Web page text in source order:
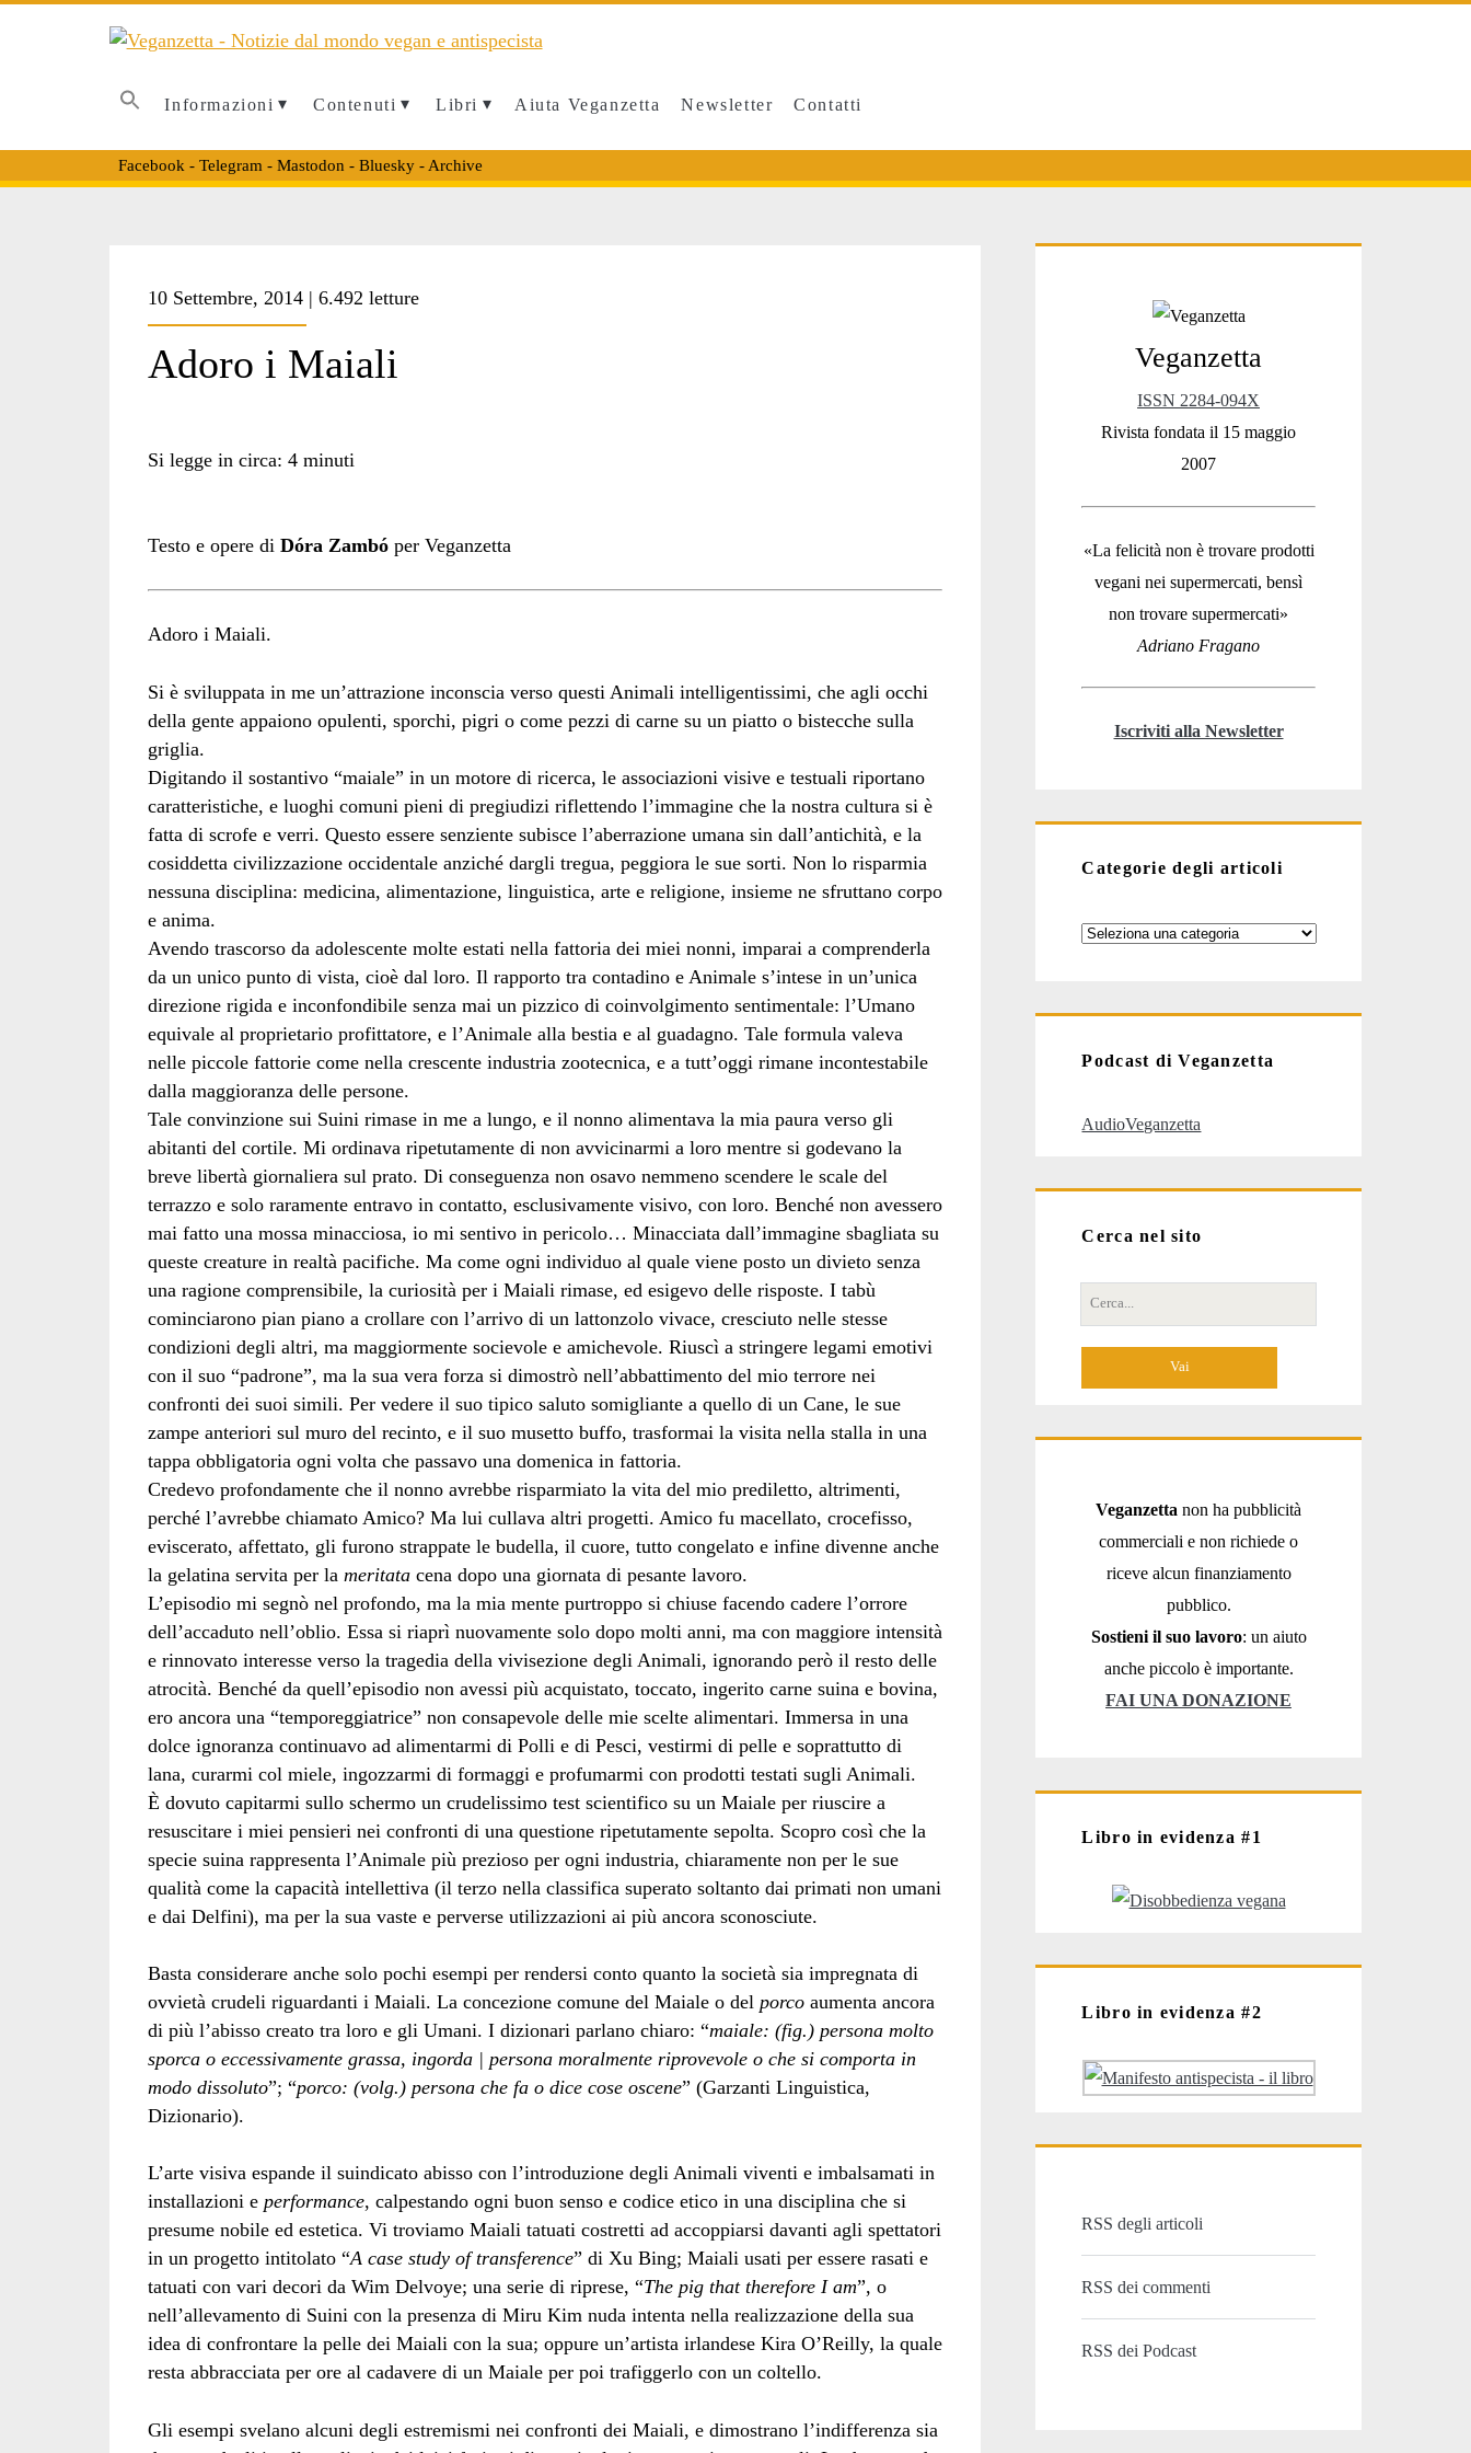
Informazioni Contenuti Libri Aiuta Veganzetta Newsletter Contatti
Facebook - Telegram - Mastodon - Bluesky- Archive
10 Settembre, 2014 | 6.492 letture
Adoro i Maiali
Si legge in circa: 4 minuti
Testo e opere di Dóra Zambóper Veganzetta
Adoro i Maiali.
Si è sviluppata in me un’attrazione inconscia verso questi Animali intelligentissimi, che agli occhi
della gente appaiono opulenti, sporchi, pigri o come pezzi di carne su un piatto o bistecche sulla
griglia.
Digitando il sostantivo “maiale” in un motore di ricerca, le associazioni visive e testuali riportano
caratteristiche, e luoghi comuni pieni di pregiudizi riflettendo l’immagine che la nostra cultura si è
fatta di scrofe e verri. Questo essere senziente subisce l’aberrazione umana sin dall’antichità, e la
cosiddetta civilizzazione occidentale anziché dargli tregua, peggiora le sue sorti. Non lo risparmia
nessuna disciplina: medicina, alimentazione, linguistica, arte e religione, insieme ne sfruttano corpo
e anima.
Avendo trascorso da adolescente molte estati nella fattoria dei miei nonni, imparai a comprenderla
da un unico punto di vista, cioè dal loro. Il rapporto tra contadino e Animale s’intese in un’unica
direzione rigida e inconfondibile senza mai un pizzico di coinvolgimento sentimentale: l’Umano
equivale al proprietario profittatore, e l’Animale alla bestia e al guadagno. Tale formula valeva
nelle piccole fattorie come nella crescente industria zootecnica, e a tutt’oggi rimane incontestabile
dalla maggioranza delle persone.
Tale convinzione sui Suini rimase in me a lungo, e il nonno alimentava la mia paura verso gli
abitanti del cortile. Mi ordinava ripetutamente di non avvicinarmi a loro mentre si godevano la
breve libertà giornaliera sul prato. Di conseguenza non osavo nemmeno scendere le scale del
terrazzo e solo raramente entravo in contatto, esclusivamente visivo, con loro. Benché non avessero
mai fatto una mossa minacciosa, io mi sentivo in pericolo… Minacciata dall’immagine sbagliata su
queste creature in realtà pacifiche. Ma come ogni individuo al quale viene posto un divieto senza
una ragione comprensibile, la curiosità per i Maiali rimase, ed esigevo delle risposte. I tabù
cominciarono pian piano a crollare con l’arrivo di un lattonzolo vivace, cresciuto nelle stesse
condizioni degli altri, ma maggiormente socievole e amichevole. Riuscì a stringere legami emotivi
con il suo “padrone”, ma la sua vera forza si dimostrò nell’abbattimento del mio terrore nei
confronti dei suoi simili. Per vedere il suo tipico saluto somigliante a quello di un Cane, le sue
zampe anteriori sul muro del recinto, e il suo musetto buffo, trasformai la visita nella stalla in una
tappa obbligatoria ogni volta che passavo una domenica in fattoria.
Credevo profondamente che il nonno avrebbe risparmiato la vita del mio prediletto, altrimenti,
perché l’avrebbe chiamato Amico? Ma lui cullava altri progetti. Amico fu macellato, crocefisso,
eviscerato, affettato, gli furono strappate le budella, il cuore, tutto congelato e infine divenne anche
la gelatina servita per la meritatacena dopo una giornata di pesante lavoro.
L’episodio mi segnò nel profondo, ma la mia mente purtroppo si chiuse facendo cadere l’orrore
dell’accaduto nell’oblio. Essa si riaprì nuovamente solo dopo molti anni, ma con maggiore intensità
e rinnovato interesse verso la tragedia della vivisezione degli Animali, ignorando però il resto delle
atrocità. Benché da quell’episodio non avessi più acquistato, toccato, ingerito carne suina e bovina,
ero ancora una “temporeggiatrice” non consapevole delle mie scelte alimentari. Immersa in una
dolce ignoranza continuavo ad alimentarmi di Polli e di Pesci, vestirmi di pelle e soprattutto di
lana, curarmi col miele, ingozzarmi di formaggi e profumarmi con prodotti testati sugli Animali.
È dovuto capitarmi sullo schermo un crudelissimo test scientifico su un Maiale per riuscire a
resuscitare i miei pensieri nei confronti di una questione ripetutamente sepolta. Scopro così che la
specie suina rappresenta l’Animale più prezioso per ogni industria, chiaramente non per le sue
qualità come la capacità intellettiva (il terzo nella classifica superato soltanto dai primati non umani
e dai Delfini), ma per la sua vaste e perverse utilizzazioni ai più ancora sconosciute.
Basta considerare anche solo pochi esempi per rendersi conto quanto la società sia impregnata di
ovvietà crudeli riguardanti i Maiali. La concezione comune del Maiale o del porcoaumenta ancora
di più l’abisso creato tra loro e gli Umani. I dizionari parlano chiaro: “maiale: (fig.) persona molto
sporca o eccessivamente grassa, ingorda | persona moralmente riprovevole o che si comporta in
modo dissoluto”; “porco: (volg.) persona che fa o dice cose oscene” (Garzanti Linguistica,
Dizionario).
L’arte visiva espande il suindicato abisso con l’introduzione degli Animali viventi e imbalsamati in
installazioni e performance, calpestando ogni buon senso e codice etico in una disciplina che si
presume nobile ed estetica. Vi troviamo Maiali tatuati costretti ad accoppiarsi davanti agli spettatori
in un progetto intitolato “A case study of transference” di Xu Bing; Maiali usati per essere rasati e
tatuati con vari decori da Wim Delvoye; una serie di riprese, “The pig that therefore I am”, o
nell’allevamento di Suini con la presenza di Miru Kim nuda intenta nella realizzazione della sua
idea di confrontare la pelle dei Maiali con la sua; oppure un’artista irlandese Kira O’Reilly, la quale
resta abbracciata per ore al cadavere di un Maiale per poi trafiggerlo con un coltello.
Gli esempi svelano alcuni degli estremismi nei confronti dei Maiali, e dimostrano l’indifferenza sia
Primary
Sidebar
Veganzetta
ISSN 2284-094X
Rivista fondata il 15 maggio
2007
«La felicità non è trovare prodotti
vegani nei supermercati, bensì
non trovare supermercati»
Adriano Fragano
Iscriviti alla Newsletter
Categorie degli articoli
Categorie
Podcast di Veganzetta
AudioVeganzetta
Cerca nel sito
Cerca
per:
Veganzetta non ha pubblicità
commerciali e non richiede o
riceve alcun finanziamento
pubblico.
Sostieni il suo lavoro: un aiuto
anche piccolo è importante.
FAI UNA DONAZIONE
Libro in evidenza #1
Libro in evidenza #2
RSS degli articoli
RSS dei commenti
RSS dei Podcast